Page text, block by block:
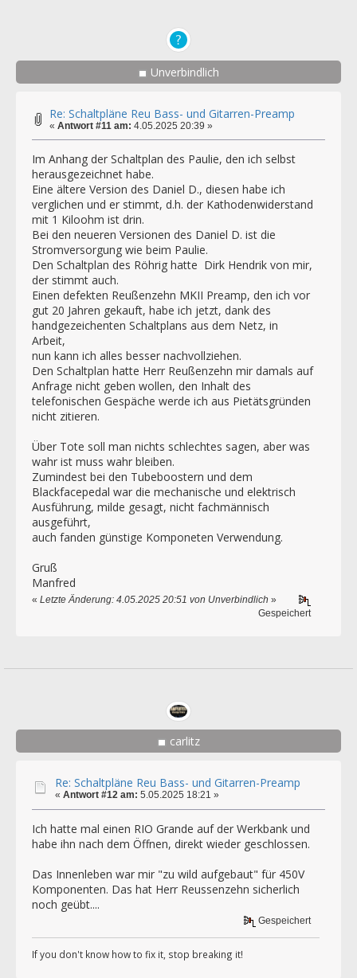
Unverbindlich
Re: Schaltpläne Reu Bass- und Gitarren-Preamp
« Antwort #11 am: 4.05.2025 20:39 »
Im Anhang der Schaltplan des Paulie, den ich selbst
herausgezeichnet habe.
Eine ältere Version des Daniel D., diesen habe ich
verglichen und er stimmt, d.h. der Kathodenwiderstand
mit 1 Kiloohm ist drin.
Bei den neueren Versionen des Daniel D. ist die
Stromversorgung wie beim Paulie.
Den Schaltplan des Röhrig hatte Dirk Hendrik von mir,
der stimmt auch.
Einen defekten Reußenzehn MKII Preamp, den ich vor
gut 20 Jahren gekauft, habe ich jetzt, dank des
handgezeichenten Schaltplans aus dem Netz, in
Arbeit,
nun kann ich alles besser nachvollziehen.
Den Schaltplan hatte Herr Reußenzehn mir damals auf
Anfrage nicht geben wollen, den Inhalt des
telefonischen Gespäche werde ich aus Pietätsgründen
nicht zitieren.
Über Tote soll man nichts schlechtes sagen, aber was
wahr ist muss wahr bleiben.
Zumindest bei den Tubeboostern und dem
Blackfacepedal war die mechanische und elektrisch
Ausführung, milde gesagt, nicht fachmännisch
ausgeführt,
auch fanden günstige Komponeten Verwendung.
Gruß
Manfred
« Letzte Änderung: 4.05.2025 20:51 von Unverbindlich »
Gespeichert
carlitz
Re: Schaltpläne Reu Bass- und Gitarren-Preamp
« Antwort #12 am: 5.05.2025 18:21 »
Ich hatte mal einen RIO Grande auf der Werkbank und
habe ihn nach dem Öffnen, direkt wieder geschlossen.
Das Innenleben war mir "zu wild aufgebaut" für 450V
Komponenten. Das hat Herr Reussenzehn sicherlich
noch geübt....
Gespeichert
If you don't know how to fix it, stop breaking it!